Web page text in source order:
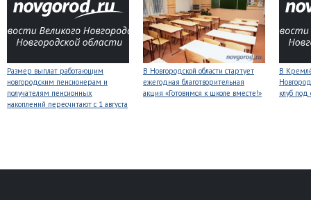
Размер выплат работающим
новгородским пенсионерам и
получателям пенсионных
накоплений пересчитают с 1 августа
В Новгородской области стартует
ежегодная благотворительная
акция «Готовимся к школе вместе!»
В
клуб